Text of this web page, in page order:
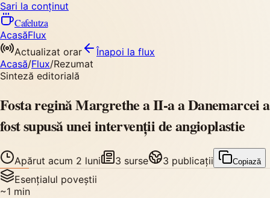
Sari la conținut
Cafelutza
AcasăFlux
Actualizat orar
Înapoi la flux
Acasă/Flux/Rezumat
Sinteză editorială
Fosta regină Margrethe a II-a a Danemarcei a
fost supusă unei intervenții de angioplastie
Apărut acum 2 luni 3 surse 3 publicații Copiază
Esențialul poveștii
~1 min